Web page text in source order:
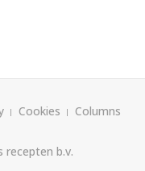
Cookies
Columns
recepten b.v.